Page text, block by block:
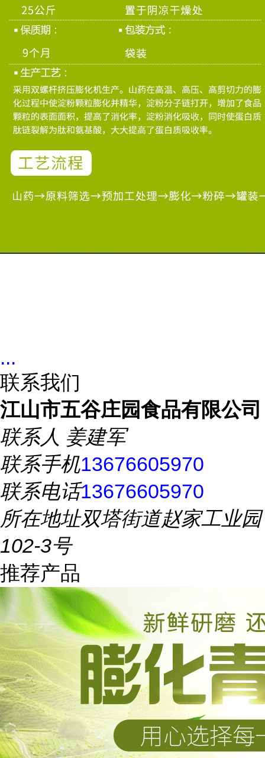
...
联系我们
江山市五谷庄园食品有限公司
联系人 姜建军
联系手机13676605970
联系电话13676605970
所在地址双塔街道赵家工业园
102-3号
推荐产品